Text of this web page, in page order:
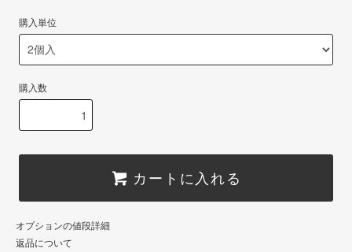
購入単位
購入数
カートに入れる
オプションの値段詳細
返品について